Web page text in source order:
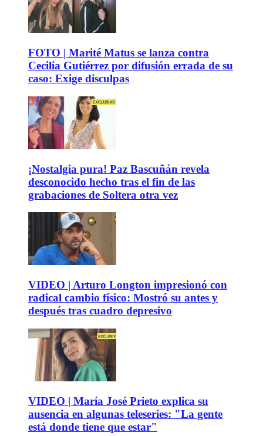
FOTO | Marité Matus se lanza contra
Cecilia Gutiérrez por difusión errada de su
caso: Exige disculpas
¡Nostalgia pura! Paz Bascuñán revela
desconocido hecho tras el fin de las
grabaciones de Soltera otra vez
VIDEO | Arturo Longton impresionó con
radical cambio físico: Mostró su antes y
después tras cuadro depresivo
VIDEO | María José Prieto explica su
ausencia en algunas teleseries: "La gente
está donde tiene que estar"